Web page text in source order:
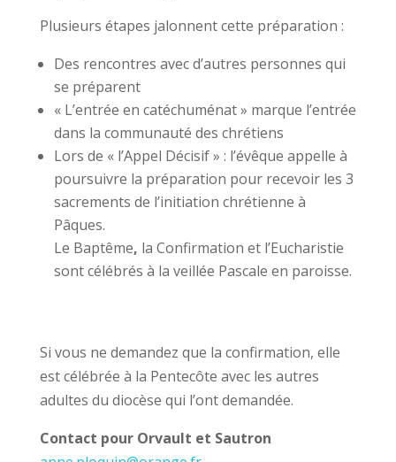
Plusieurs étapes jalonnent cette préparation :
Des rencontres avec d’autres personnes qui
se préparent
« L’entrée en catéchuménat » marque l’entrée
dans la communauté des chrétiens
Lors de « l’Appel Décisif » : l’évêque appelle à
poursuivre la préparation pour recevoir les 3
sacrements de l’initiation chrétienne à
Pâques.
Le Baptême, la Confirmation et l’Eucharistie
sont célébrés à la veillée Pascale en paroisse.
Si vous ne demandez que la confirmation, elle
est célébrée à la Pentecôte avec les autres
adultes du diocèse qui l’ont demandée.
Contact pour Orvault et Sautron